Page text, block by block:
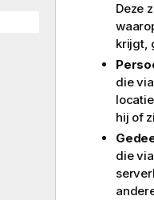
Deze
krijgt,
die
hij of
die